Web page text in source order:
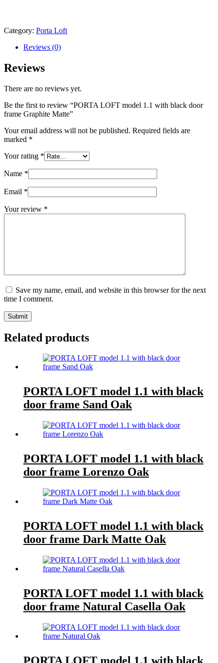
Category: Porta Loft
Reviews (0)
Reviews
There are no reviews yet.
Be the first to review “PORTA LOFT model 1.1 with black door
frame Graphite Matte”
Your email address will not be published. Required fields are
marked *
Your rating *
Name *
Email *
Your review *
Save my name, email, and website in this browser for the next
time I comment.
Submit
Related products
PORTA LOFT model 1.1 with black
door frame Sand Oak
PORTA LOFT model 1.1 with black
door frame Lorenzo Oak
PORTA LOFT model 1.1 with black
door frame Dark Matte Oak
PORTA LOFT model 1.1 with black
door frame Natural Casella Oak
PORTA LOFT model 1.1 with black